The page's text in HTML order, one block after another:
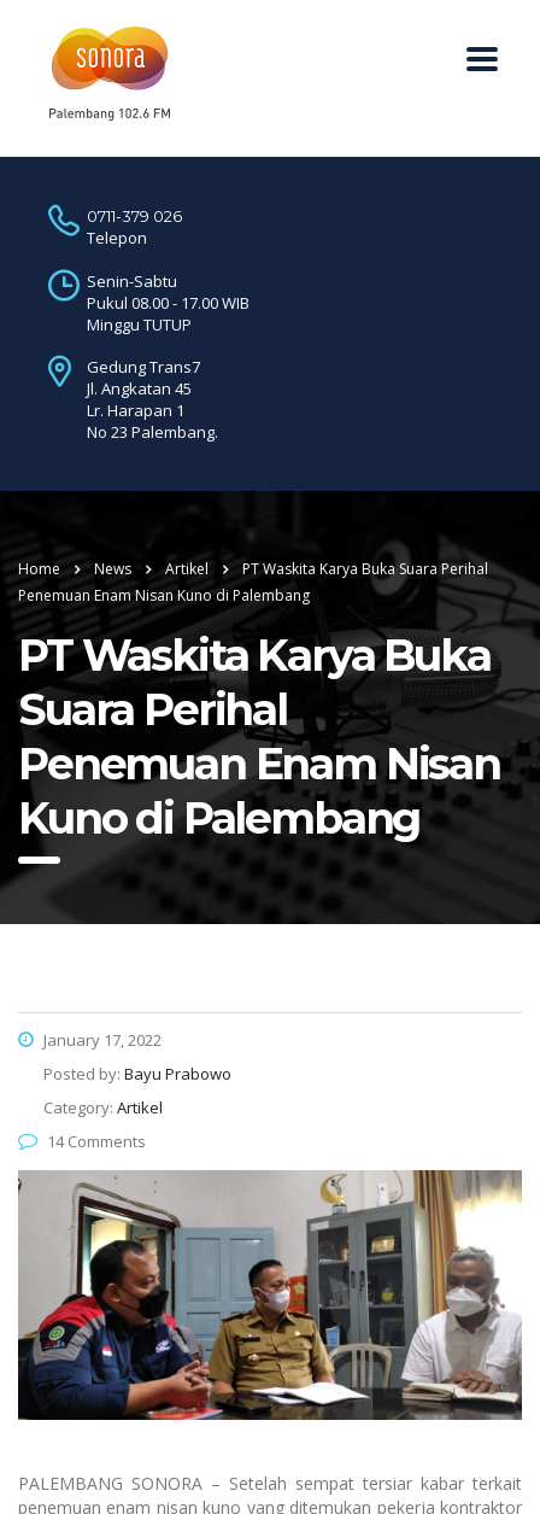
0711-379 026
Telepon
Senin-Sabtu
Pukul 08.00 - 17.00 WIB
Minggu TUTUP
Gedung Trans7
Jl. Angkatan 45
Lr. Harapan 1
No 23 Palembang.
Home News Artikel
PT Waskita Karya Buka Suara Perihal
Penemuan Enam Nisan Kuno di Palembang
PT Waskita Karya Buka
Suara Perihal
Penemuan Enam Nisan
Kuno di Palembang
January 17, 2022
Posted by: Bayu Prabowo
Category: Artikel
14 Comments
PALEMBANG SONORA – Setelah sempat tersiar kabar terkait
penemuan enam nisan kuno yang ditemukan pekerja kontraktor